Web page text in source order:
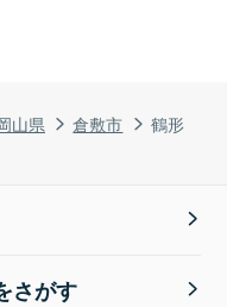
山県 倉敷市 鶴形
さがす